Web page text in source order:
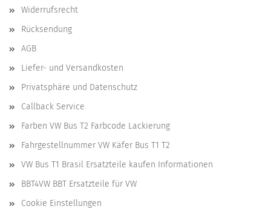
Widerrufsrecht
Rücksendung
AGB
Liefer- und Versandkosten
Privatsphäre und Datenschutz
Callback Service
Farben VW Bus T2 Farbcode Lackierung
Fahrgestellnummer VW Käfer Bus T1 T2
VW Bus T1 Brasil Ersatzteile kaufen Informationen
BBT4VW BBT Ersatzteile für VW
Cookie Einstellungen